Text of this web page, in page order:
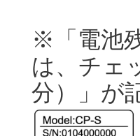
※「電池
は、チェ
分）」が